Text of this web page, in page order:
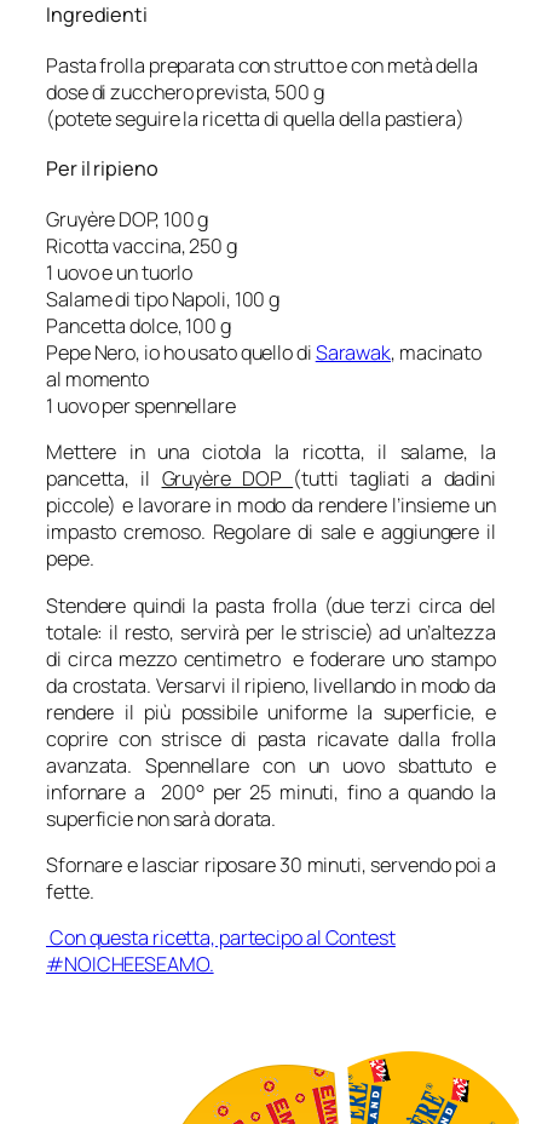
Ingredienti
Pasta frolla preparata con strutto e con metà della
dose di zucchero prevista, 500 g
(potete seguire la ricetta di quella della pastiera)
Per il ripieno
Gruyère DOP, 100 g
Ricotta vaccina, 250 g
1 uovo e un tuorlo
Salame di tipo Napoli, 100 g
Pancetta dolce, 100 g
Pepe Nero, io ho usato quello diSarawak, macinato
al momento
1 uovo per spennellare
Mettere in una ciotola la ricotta, il salame, la
pancetta, il Gruyère DOP (tutti tagliati a dadini
piccole) e lavorare in modo da rendere l’insieme un
impasto cremoso. Regolare di sale e aggiungere il
pepe.
Stendere quindi la pasta frolla (due terzi circa del
totale: il resto, servirà per le striscie) ad un’altezza
di circa mezzo centimetro e foderare uno stampo
da crostata. Versarvi il ripieno, livellando in modo da
rendere il più possibile uniforme la superficie, e
coprire con strisce di pasta ricavate dalla frolla
avanzata. Spennellare con un uovo sbattuto e
infornare a 200° per 25 minuti, fino a quando la
superficie non sarà dorata.
Sfornare e lasciar riposare 30 minuti, servendo poi a
fette.
Con questa ricetta, partecipo al Contest
#NOICHEESEAMO.